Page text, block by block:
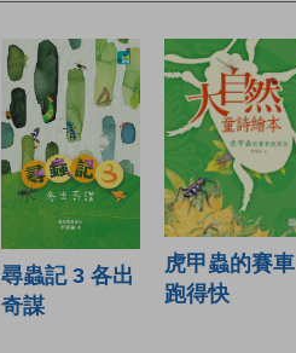
尋蟲記 3 各出
奇謀
虎甲蟲的賽車
跑得快